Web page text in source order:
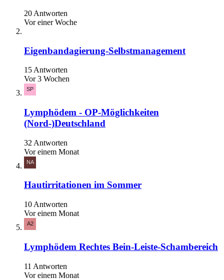
20 Antworten
Vor einer Woche
Eigenbandagierung-Selbstmanagement
15 Antworten
Vor 3 Wochen
Lymphödem - OP-Möglichkeiten
(Nord-)Deutschland
32 Antworten
Vor einem Monat
Hautirritationen im Sommer
10 Antworten
Vor einem Monat
Lymphödem Rechtes Bein-Leiste-Schambereich
11 Antworten
Vor einem Monat